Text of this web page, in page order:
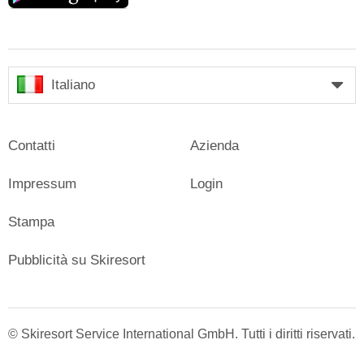
Italiano
Contatti
Impressum
Stampa
Azienda
Login
Pubblicità su Skiresort
© Skiresort Service International GmbH. Tutti i diritti riservati.